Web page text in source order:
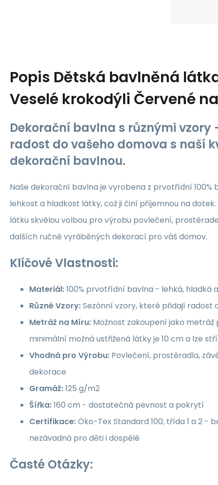
Popis Dětská bavlněná
Veselé krokodýli Červené
Dekorační bavlna s různými vzory
radost do vašeho domova s naší
dekorační bavlnou.
Naše dekorační bavlna je vyrobena z prvotřídní 100%
lehkost a hladkost látky, což ji činí příjemnou na
látku skvělou volbou pro výrobu povlečení,
dalších ručně vyráběných dekorací pro váš domov.
Klíčové Vlastnosti:
Materiál:100% prvotřídní bavlna - lehká, hladká
Různé Vzory:Sezónní vzory, které přidají radost
Metráž na Míru: Možnost zakoupení jako
minimální možná ustřižená látky je 10 cm a lze
Vhodná pro Výrobu: Povlečení, prostěradla,
dekorace
Gramáž:125 g/m2
Šířka:160 cm - dostatečná pevnost a pokrytí
Certifikace:Öko-Tex Standard 100, třída 1 a 2 -
nezávadná pro děti i dospělé
Časté Otázky: